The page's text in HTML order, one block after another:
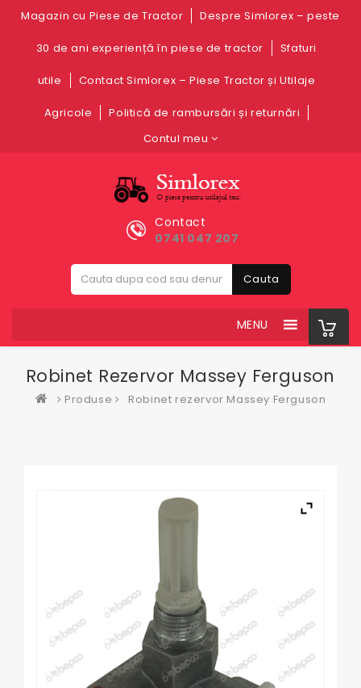
Magazin cu Piese de Tractor Despre Simlorex – peste
30 de ani experiență în piese de tractor Sfaturi
utile Contact Simlorex – Piese Tractor și Utilaje
Agricole
Politică de rambursări și returnări
Contul meu
Contact
0741 047 207
Cauta
MENU
Robinet Rezervor Massey Ferguson
Produse Robinet rezervor Massey Ferguson